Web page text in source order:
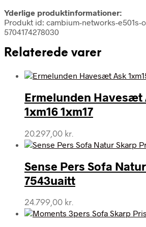
Yderlige produktinformationer:
Produkt id: cambium-networks-e501s-
5704174278030
Relaterede varer
Ermelunden Havesæt
1xm16 1xm17
20.297,00 kr.
Sense Pers Sofa
7543uaitt
24.799,00 kr.